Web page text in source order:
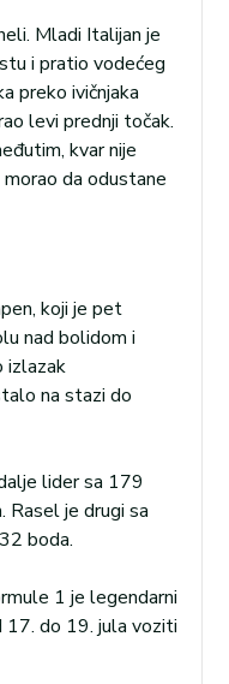
Mladi Italijan je
i pratio vodećeg
preko ivičnjaka
levi prednji točak.
kvar nije
da odustane
koji je pet
nad bolidom i
izlazak
na stazi do
lider sa 179
je drugi sa
boda.
1 je legendarni
17. do 19. jula voziti